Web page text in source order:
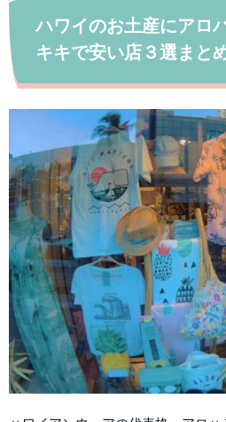
ハワイのお土産にアロ
キキで安い店３選まと